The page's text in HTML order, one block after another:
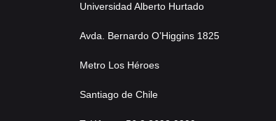
Universidad Alberto Hurtado
Avda. Bernardo O’Higgins 1825
Metro Los Héroes
Santiago de Chile